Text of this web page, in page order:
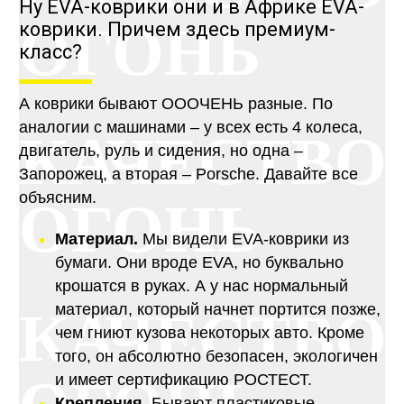
ОГОНЬ
КАЧЕСТВО
ОГОНЬ
КАЧЕСТВО
Ну EVA-коврики они и в Африке EVA-
коврики. Причем здесь премиум-
класс?
А коврики бывают ОООЧЕНЬ разные. По
аналогии с машинами – у всех есть 4 колеса,
двигатель, руль и сидения, но одна –
Запорожец, а вторая – Porsche. Давайте все
объясним.
Материал. Мы видели EVA-коврики из
бумаги. Они вроде EVA, но буквально
крошатся в руках. А у нас нормальный
материал, который начнет портится позже,
чем гниют кузова некоторых авто. Кроме
того, он абсолютно безопасен, экологичен
и имеет сертификацию РОСТЕСТ.